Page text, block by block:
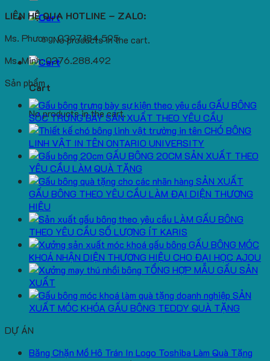
No products in the cart.
Cart
No products in the cart.
LIÊN HỆ QUA HOTLINE – ZALO:
Ms. Phương: 0397.184.595
Ms. Minh: 0376.288.492
Sản phẩm
GẤU BÔNG
SÓC TRƯNG BÀY SẢN XUẤT THEO YÊU CẦU
CHÓ BÔNG
LINH VẬT IN TÊN ONTARIO UNIVERSITY
GẤU BÔNG 20CM SẢN XUẤT THEO
YÊU CẦU LÀM QUÀ TẶNG
SẢN XUẤT
GẤU BÔNG THEO YÊU CẦU LÀM ĐẠI DIỆN THƯƠNG
HIỆU
LÀM GẤU BÔNG
THEO YÊU CẦU SỐ LƯỢNG ÍT KARIS
GẤU BÔNG MÓC
KHOÁ NHẬN DIỆN THƯƠNG HIỆU CHO ĐẠI HỌC AJOU
TỔNG HỢP MẪU GẤU SẢN
XUẤT
SẢN
XUẤT MÓC KHÓA GẤU BÔNG TEDDY QUÀ TẶNG
DỰ ÁN
Băng Chặn Mồ Hô Trán In Logo Toshiba Làm Quà Tặng